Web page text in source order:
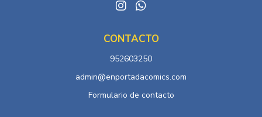
CONTACTO
952603250
admin@enportadacomics.com
Formulario de contacto